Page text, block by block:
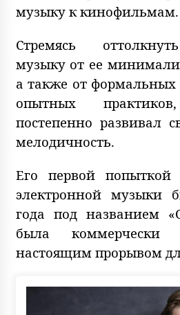
музыку к кинофильмам.
Стремясь
музыку от ее
а также от
опытных
постепенно развивал
мелодичность.
Его первой попыткой
электронной музыки
года под названием
была коммерчески
настоящим прорывом